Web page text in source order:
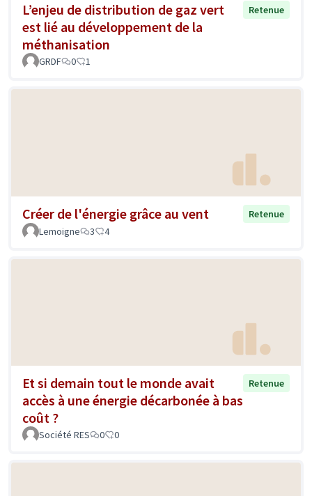
L’enjeu de distribution de gaz vert
est lié au développement de la
méthanisation
Retenue
GRDF 0 1
Créer de l'énergie grâce au vent
Retenue
Lemoigne
3 4
Et si demain tout le monde avait
accès à une énergie décarbonée à bas
coût ?
Retenue
Société RES 0 0